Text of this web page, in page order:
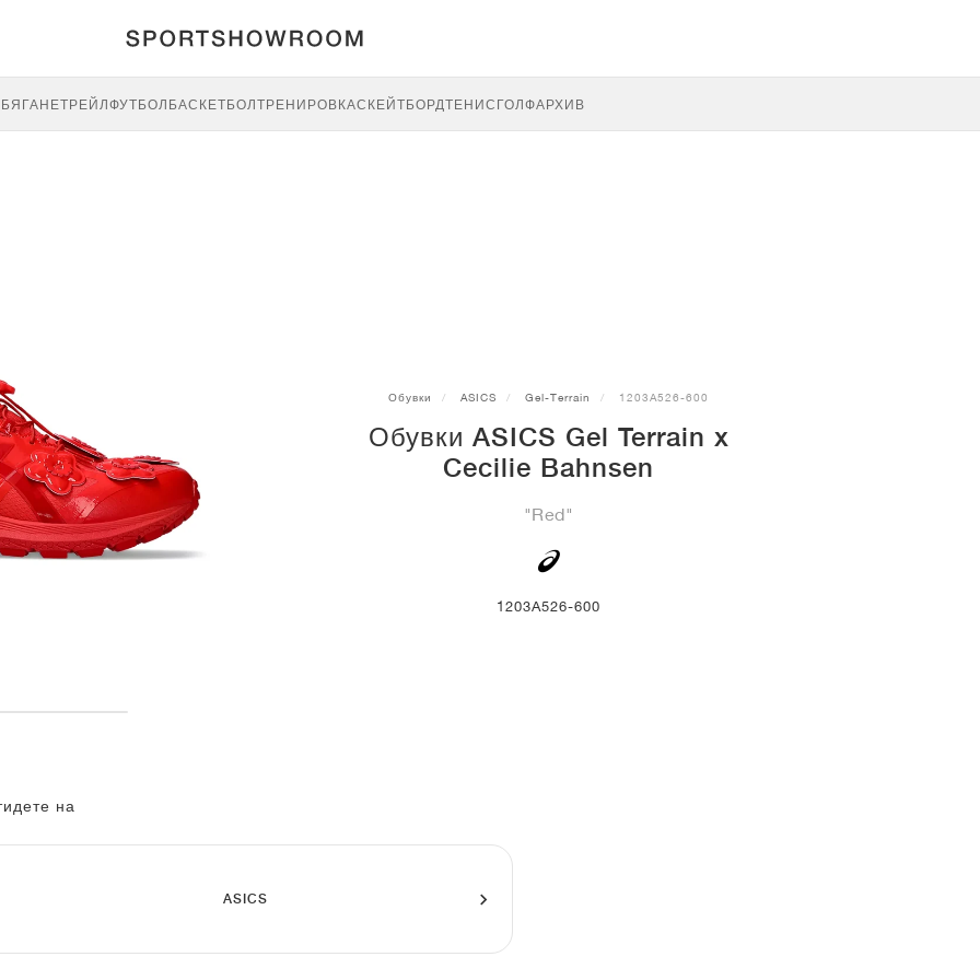
БЯГАНЕТРЕЙЛФУТБОЛ БАСКЕТБОЛТРЕНИРОВКАСКЕЙТБОРДТЕНИС ГОЛФАРХИВ
Обувки ASICS Gel-Terrain 1203A526-600
Обувки ASICS Gel Terrain x
Cecilie Bahnsen
"Red"
1203A526-600
на
ASICS